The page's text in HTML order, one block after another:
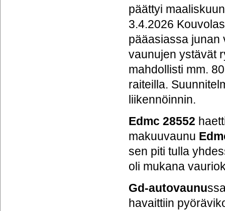
päättyi
3.4.2026
pääasiassa junan
vaunujen ystävät
mahdollisti mm.
raiteilla.
liikennöinnin.
Edmc 28552
makuuvaunu
sen piti tulla
oli mukana
Gd-autovaunu
havaittiin